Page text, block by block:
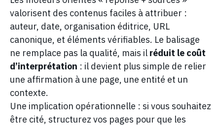
valorisent des contenus faciles à attribuer :
auteur, date, organisation éditrice, URL
canonique, et éléments vérifiables. Le balisage
ne remplace pas la qualité, mais il réduit le coût
d’interprétation : il devient plus simple de relier
une affirmation à une page, une entité et un
contexte.
Une implication opérationnelle : si vous souhaitez
être cité, structurez vos pages pour que les